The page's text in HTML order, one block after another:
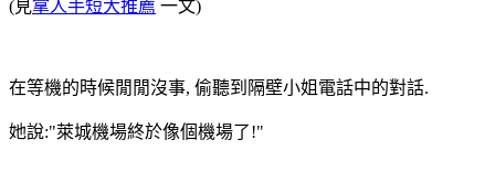
(見拿人手短大推薦 一文)
在等機的時候閒閒沒事, 偷聽到隔壁小姐電話中的對話.
她說:"萊城機場終於像個機場了!"